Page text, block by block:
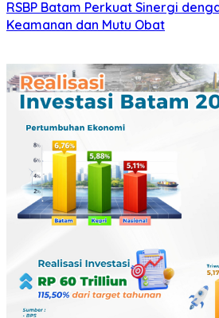
RSBP Batam Perkuat Sinergi
Keamanan dan Mutu Obat